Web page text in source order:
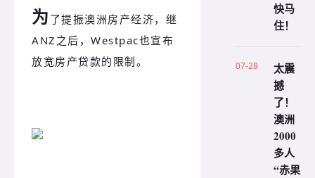
为 了提振澳洲房产经济，继
ANZ之后，Westpac也宣布
放宽房产贷款的限制。
快马
住！
07-28
太震
撼
了！
澳洲
2000
多人
“赤果